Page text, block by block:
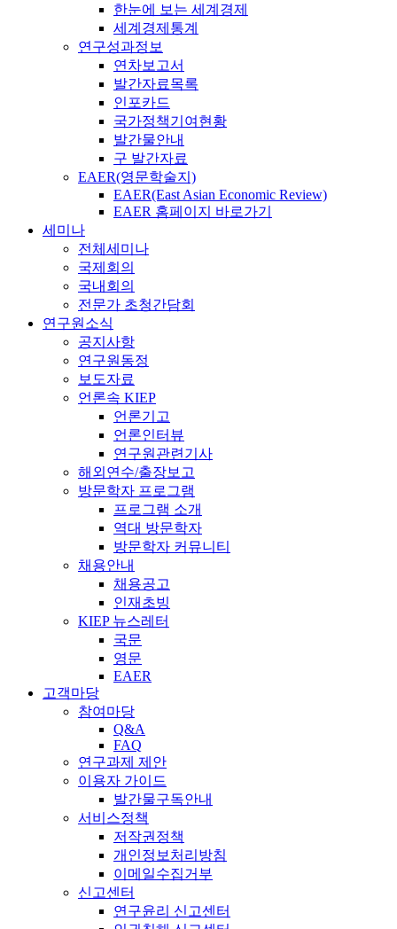
한눈에 보는 세계경제
세계경제통계
연구성과정보
연차보고서
발간자료목록
인포카드
국가정책기여현황
발간물안내
구 발간자료
EAER(영문학술지)
EAER(East Asian Economic Review)
EAER 홈페이지 바로가기
세미나
전체세미나
국제회의
국내회의
전문가 초청간담회
연구원소식
공지사항
연구원동정
보도자료
언론속 KIEP
언론기고
언론인터뷰
연구원관련기사
해외연수/출장보고
방문학자 프로그램
프로그램 소개
역대 방문학자
방문학자 커뮤니티
채용안내
채용공고
인재초빙
KIEP 뉴스레터
국문
영문
EAER
고객마당
참여마당
Q&A
FAQ
연구과제 제안
이용자 가이드
발간물구독안내
서비스정책
저작권정책
개인정보처리방침
이메일수집거부
신고센터
연구윤리 신고센터